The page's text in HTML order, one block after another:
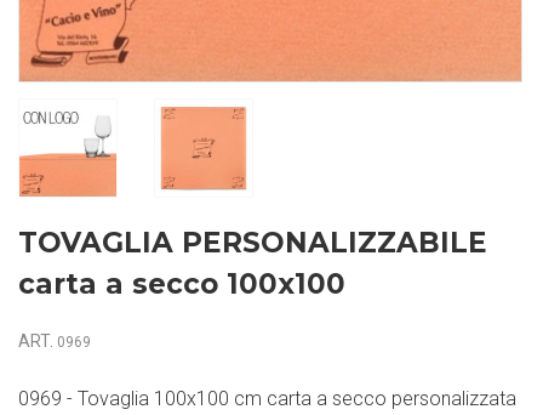
TOVAGLIA PERSONALIZZABILE
carta a secco 100x100
ART. 0969
0969 - Tovaglia 100x100 cm carta a secco personalizzata